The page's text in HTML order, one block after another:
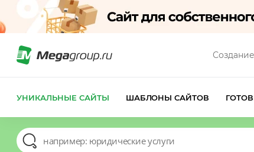
УНИКАЛЬНЫЕ САЙТЫ ШАБЛОНЫ САЙТОВ